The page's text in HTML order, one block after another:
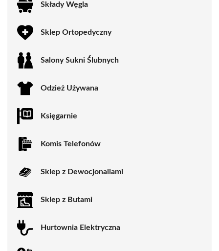
Składy Węgla
Sklep Ortopedyczny
Salony Sukni Ślubnych
Odzież Używana
Księgarnie
Komis Telefonów
Sklep z Dewocjonaliami
Sklep z Butami
Hurtownia Elektryczna